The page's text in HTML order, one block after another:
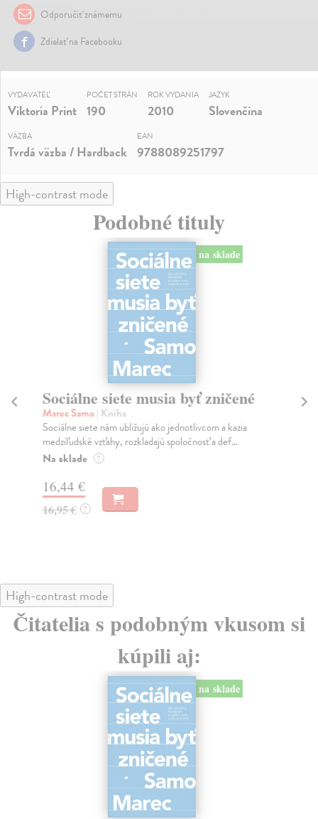
Odporučiť známemu
Zdielať na Facebooku
VYDAVATEĽ
Viktoria Print
POČET STRÁN
190
ROK VYDANIA
2010
JAZYK
Slovenčina
VÄZBA
Tvrdá väzba / Hardback
EAN
9788089251797
High-contrast mode
Podobné tituly
na sklade
Sociálne siete musia byť zničené
Marec Samo| Kniha
Sociálne siete nám ubližujú ako jednotlivcom a kazia
medziľudské vzťahy, rozkladajú spoločnosť a def...
Na sklade ?
16,44 €
16,95 € ?
High-contrast mode
Čitatelia s podobným vkusom si
kúpili aj:
na sklade